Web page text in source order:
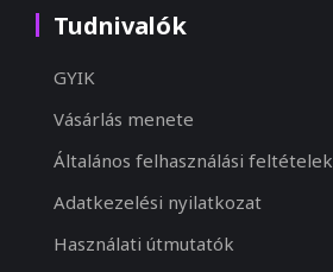
Tudnivalók
GYIK
Vásárlás menete
Általános felhasználási feltételek
Adatkezelési nyilatkozat
Használati útmutatók